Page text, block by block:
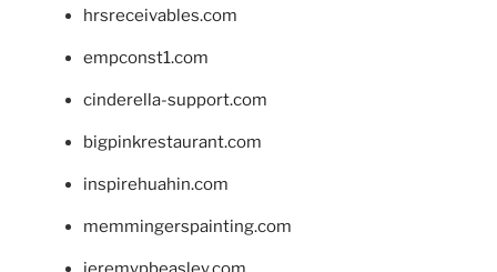
hrsreceivables.com
empconst1.com
cinderella-support.com
bigpinkrestaurant.com
inspirehuahin.com
memmingerspainting.com